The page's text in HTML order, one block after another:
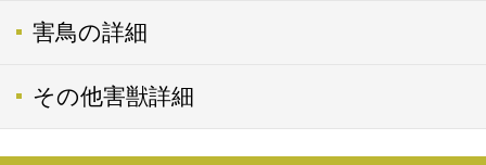
害鳥の詳細
その他害獣詳細